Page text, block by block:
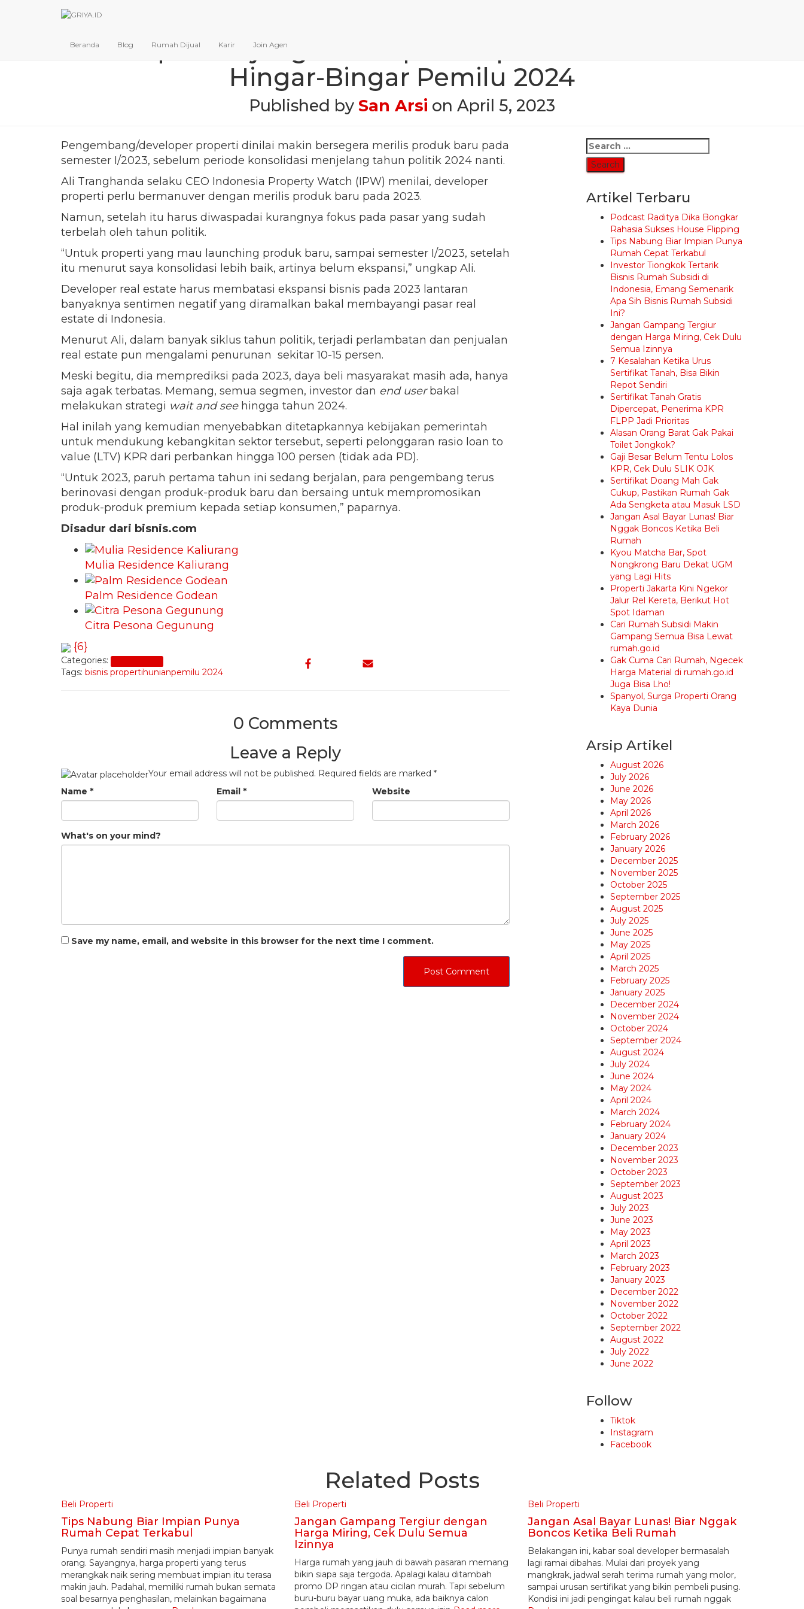
Beranda Blog Rumah Dijual Karir Join Agen
Sepak Terjang Developer Properti Sebelum
Hingar-Bingar Pemilu 2024
Published by San Arsi on April 5, 2023
Pengembang/developer properti dinilai makin bersegera merilis produk baru pada
semester I/2023, sebelum periode konsolidasi menjelang tahun politik 2024 nanti.
Ali Tranghanda selaku CEO Indonesia Property Watch (IPW) menilai, developer
properti perlu bermanuver dengan merilis produk baru pada 2023.
Namun, setelah itu harus diwaspadai kurangnya fokus pada pasar yang sudah
terbelah oleh tahun politik.
“Untuk properti yang mau launching produk baru, sampai semester I/2023, setelah
itu menurut saya konsolidasi lebih baik, artinya belum ekspansi,” ungkap Ali.
Developer real estate harus membatasi ekspansi bisnis pada 2023 lantaran
banyaknya sentimen negatif yang diramalkan bakal membayangi pasar real
estate di Indonesia.
Menurut Ali, dalam banyak siklus tahun politik, terjadi perlambatan dan penjualan
real estate pun mengalami penurunan sekitar 10-15 persen.
Meski begitu, dia memprediksi pada 2023, daya beli masyarakat masih ada, hanya
saja agak terbatas. Memang, semua segmen, investor dan end userbakal
melakukan strategi wait and seehingga tahun 2024.
Hal inilah yang kemudian menyebabkan ditetapkannya kebijakan pemerintah
untuk mendukung kebangkitan sektor tersebut, seperti pelonggaran rasio loan to
value (LTV) KPR dari perbankan hingga 100 persen (tidak ada PD).
“Untuk 2023, paruh pertama tahun ini sedang berjalan, para pengembang terus
berinovasi dengan produk-produk baru dan bersaing untuk mempromosikan
produk-produk premium kepada setiap konsumen,” paparnya.
Disadur dari bisnis.com
Mulia Residence Kaliurang
Palm Residence Godean
Citra Pesona Gegunung
{6}
Categories:
Tags: bisnis propertihunianpemilu 2024
0 Comments
Leave a Reply
Your email address will not be published. Required fields are marked *
Name * Email * Website
What's on your mind?
Save my name, email, and website in this browser for the next time I comment.
Search
for:
Artikel Terbaru
Podcast Raditya Dika Bongkar
Rahasia Sukses House Flipping
Tips Nabung Biar Impian Punya
Rumah Cepat Terkabul
Investor Tiongkok Tertarik
Bisnis Rumah Subsidi di
Indonesia, Emang Semenarik
Apa Sih Bisnis Rumah Subsidi
Ini?
Jangan Gampang Tergiur
dengan Harga Miring, Cek Dulu
Semua Izinnya
7 Kesalahan Ketika Urus
Sertifikat Tanah, Bisa Bikin
Repot Sendiri
Sertifikat Tanah Gratis
Dipercepat, Penerima KPR
FLPP Jadi Prioritas
Alasan Orang Barat Gak Pakai
Toilet Jongkok?
Gaji Besar Belum Tentu Lolos
KPR, Cek Dulu SLIK OJK
Sertifikat Doang Mah Gak
Cukup, Pastikan Rumah Gak
Ada Sengketa atau Masuk LSD
Jangan Asal Bayar Lunas! Biar
Nggak Boncos Ketika Beli
Rumah
Kyou Matcha Bar, Spot
Nongkrong Baru Dekat UGM
yang Lagi Hits
Properti Jakarta Kini Ngekor
Jalur Rel Kereta, Berikut Hot
Spot Idaman
Cari Rumah Subsidi Makin
Gampang Semua Bisa Lewat
rumah.go.id
Gak Cuma Cari Rumah, Ngecek
Harga Material di rumah.go.id
Juga Bisa Lho!
Spanyol, Surga Properti Orang
Kaya Dunia
Arsip Artikel
August 2026
July 2026
June 2026
May 2026
April 2026
March 2026
February 2026
January 2026
December 2025
November 2025
October 2025
September 2025
August 2025
July 2025
June 2025
May 2025
April 2025
March 2025
February 2025
January 2025
December 2024
November 2024
October 2024
September 2024
August 2024
July 2024
June 2024
May 2024
April 2024
March 2024
February 2024
January 2024
December 2023
November 2023
October 2023
September 2023
August 2023
July 2023
June 2023
May 2023
April 2023
March 2023
February 2023
January 2023
December 2022
November 2022
October 2022
September 2022
August 2022
July 2022
June 2022
Follow
Tiktok
Instagram
Facebook
Related Posts
Beli Properti
Tips Nabung Biar Impian Punya
Rumah Cepat Terkabul
Punya rumah sendiri masih menjadi impian banyak
orang. Sayangnya, harga properti yang terus
merangkak naik sering membuat impian itu terasa
makin jauh. Padahal, memiliki rumah bukan semata
soal besarnya penghasilan, melainkan bagaimana
Beli Properti
Jangan Gampang Tergiur dengan
Harga Miring, Cek Dulu Semua
Izinnya
Harga rumah yang jauh di bawah pasaran memang
bikin siapa saja tergoda. Apalagi kalau ditambah
promo DP ringan atau cicilan murah. Tapi sebelum
buru-buru bayar uang muka, ada baiknya calon
Beli Properti
Jangan Asal Bayar Lunas! Biar Nggak
Boncos Ketika Beli Rumah
Belakangan ini, kabar soal developer bermasalah
lagi ramai dibahas. Mulai dari proyek yang
mangkrak, jadwal serah terima rumah yang molor,
sampai urusan sertifikat yang bikin pembeli pusing.
Kondisi ini jadi pengingat kalau beli rumah nggak